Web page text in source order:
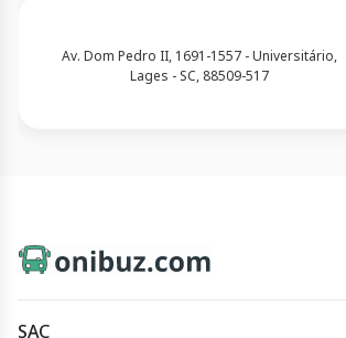
Av. Dom Pedro II, 1691-1557 - Universitário,
Lages - SC, 88509-517
SAC